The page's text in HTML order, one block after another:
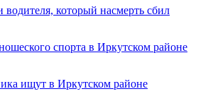
который насмерть сбил
спорта в Иркутском районе
ищут в Иркутском районе